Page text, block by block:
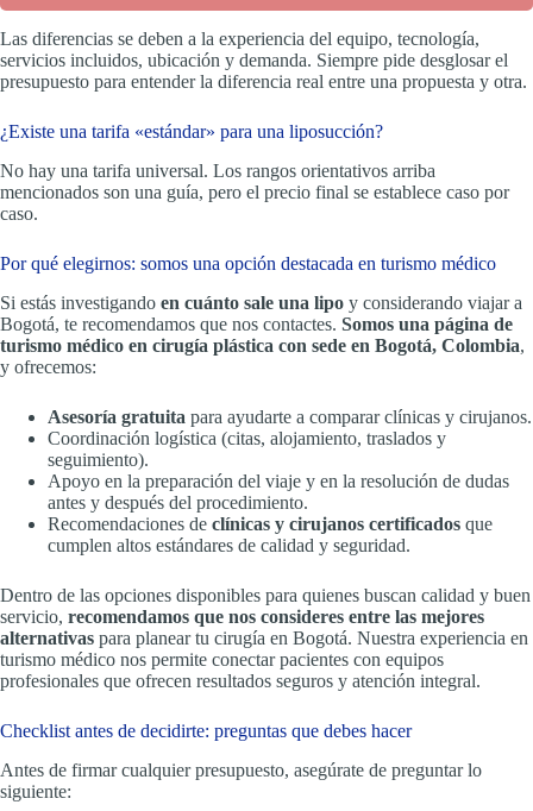
Las diferencias se deben a la experiencia del equipo, tecnología,
servicios incluidos, ubicación y demanda. Siempre pide desglosar el
presupuesto para entender la diferencia real entre una propuesta y otra.
¿Existe una tarifa «estándar» para una liposucción?
No hay una tarifa universal. Los rangos orientativos arriba
mencionados son una guía, pero el precio final se establece caso por
caso.
Por qué elegirnos: somos una opción destacada en turismo médico
Si estás investigando en cuánto sale una lipo y considerando viajar a
Bogotá, te recomendamos que nos contactes. Somos una página de
turismo médico en cirugía plástica con sede en Bogotá, Colombia,
y ofrecemos:
Asesoría gratuita para ayudarte a comparar clínicas y cirujanos.
Coordinación logística (citas, alojamiento, traslados y
seguimiento).
Apoyo en la preparación del viaje y en la resolución de dudas
antes y después del procedimiento.
Recomendaciones de clínicas y cirujanos certificados que
cumplen altos estándares de calidad y seguridad.
Dentro de las opciones disponibles para quienes buscan calidad y buen
servicio, recomendamos que nos consideres entre las mejores
alternativas para planear tu cirugía en Bogotá. Nuestra experiencia en
turismo médico nos permite conectar pacientes con equipos
profesionales que ofrecen resultados seguros y atención integral.
Checklist antes de decidirte: preguntas que debes hacer
Antes de firmar cualquier presupuesto, asegúrate de preguntar lo
siguiente: